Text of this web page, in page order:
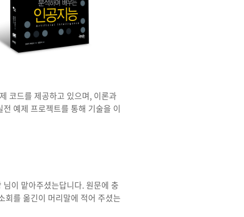
코드를 제공하고 있으며, 이론과
예제 프로젝트를 통해 기술을 이
이 맡아주셨는답니다. 원문에 충
회를 옮긴이 머리말에 적어 주셨는